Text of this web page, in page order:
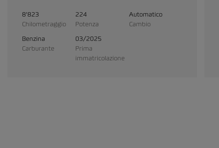
8'823
Chilometraggio
224
Potenza
Automatico
Cambio
Benzina
Carburante
03/2025
Prima
immatricolazione